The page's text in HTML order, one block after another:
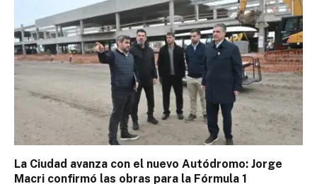
La Ciudad avanza con el nuevo Autódromo: Jorge
Macri confirmó las obras para la Fórmula 1